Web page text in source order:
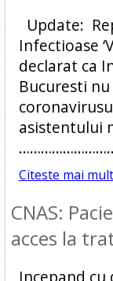
Update:
Infectioase
declarat ca
Bucuresti
asistentului
Citeste mai mult
CNAS:
acces la
Incepand